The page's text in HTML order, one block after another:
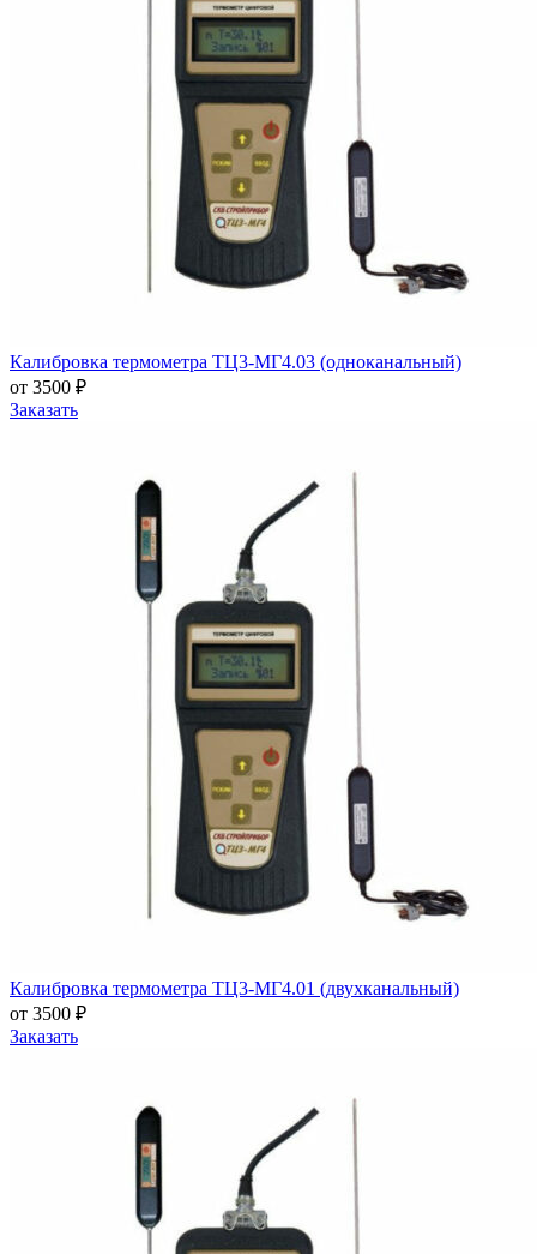
Калибровка термометра ТЦ3-МГ4.03 (одноканальный)
от 3500 ₽
Заказать
Калибровка термометра ТЦ3-МГ4.01 (двухканальный)
от 3500 ₽
Заказать